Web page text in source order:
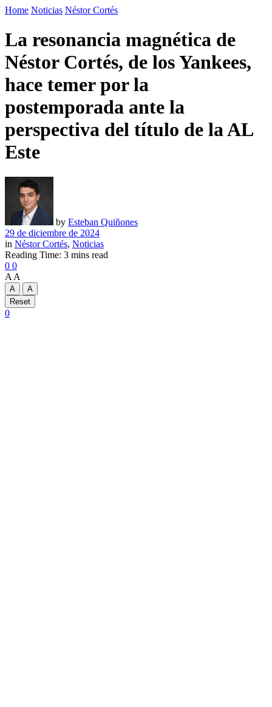
Home Noticias Néstor Cortés
La resonancia magnética de
Néstor Cortés, de los Yankees,
hace temer por la
postemporada ante la
perspectiva del título de la AL
Este
by Esteban Quiñones
29 de diciembre de 2024
in Néstor Cortés, Noticias
Reading Time: 3 mins read
0 0
A A
A
A
Reset
0